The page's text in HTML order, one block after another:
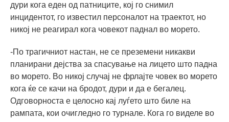
дури кога еден од патниците, кој го снимил
инцидентот, го известил персоналот на траектот, но
никој не реагирал кога човекот паднал во морето.
-По трагичниот настан, не се преземени никакви
планирани дејства за спасување на лицето што падна
во морето. Во никој случај не фрлајте човек во морето
кога ќе се качи на бродот, дури и да е бегалец.
Одговорноста е целосно кај луѓето што биле на
рампата, кои очигледно го турнале. Кога го виделе во